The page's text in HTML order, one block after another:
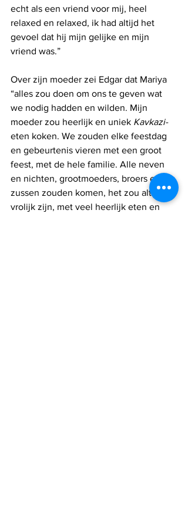
echt als een vriend voor mij, heel
relaxed en relaxed, ik had altijd het
gevoel dat hij mijn gelijke en mijn
vriend was.”
Over zijn moeder zei Edgar dat Mariya
“alles zou doen om ons te geven wat
we nodig hadden en wilden. Mijn
moeder zou heerlijk en uniek Kavkazi-
eten koken. We zouden elke feestdag
en gebeurtenis vieren met een groot
feest, met de hele familie. Alle neven
en nichten, grootmoeders, broers en
zussen zouden komen, het zou altijd
vrolijk zijn, met veel heerlijk eten en